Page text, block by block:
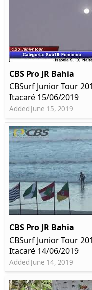
CBS Pro JR Bahia
CBSurf Junior Tour
Itacaré 15/06/2019
Added June 15, 2019
CBS Pro JR Bahia
CBSurf Junior Tour
Itacaré 14/06/2019
Added June 14, 2019